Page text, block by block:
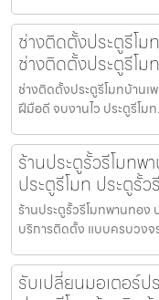
ช่างติดตั้งประตูรีโม
ช่างติดตั้งประตูรีโ
ช่างติดตั้งประตูรีโมทบ้านเ
ฝีมือดี จบงานไว ประตูรีโม
ร้านประตูรั้วรีโมทพ
ประตูรีโมท ประตูรั้ว
ร้านประตูรั้วรีโมทพานทอง
บริการติดตั้ง แบบครบวงจ
รับเปลี่ยนมอเตอร์ป